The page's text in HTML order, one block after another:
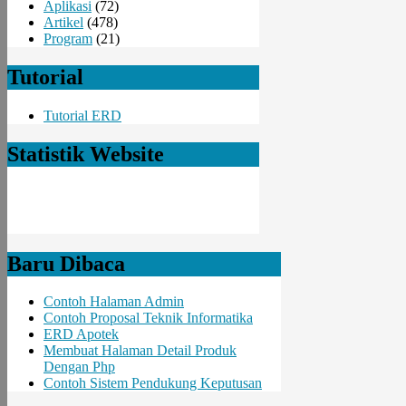
Aplikasi (72)
Artikel (478)
Program (21)
Tutorial
Tutorial ERD
Statistik Website
Baru Dibaca
Contoh Halaman Admin
Contoh Proposal Teknik Informatika
ERD Apotek
Membuat Halaman Detail Produk
Dengan Php
Contoh Sistem Pendukung Keputusan